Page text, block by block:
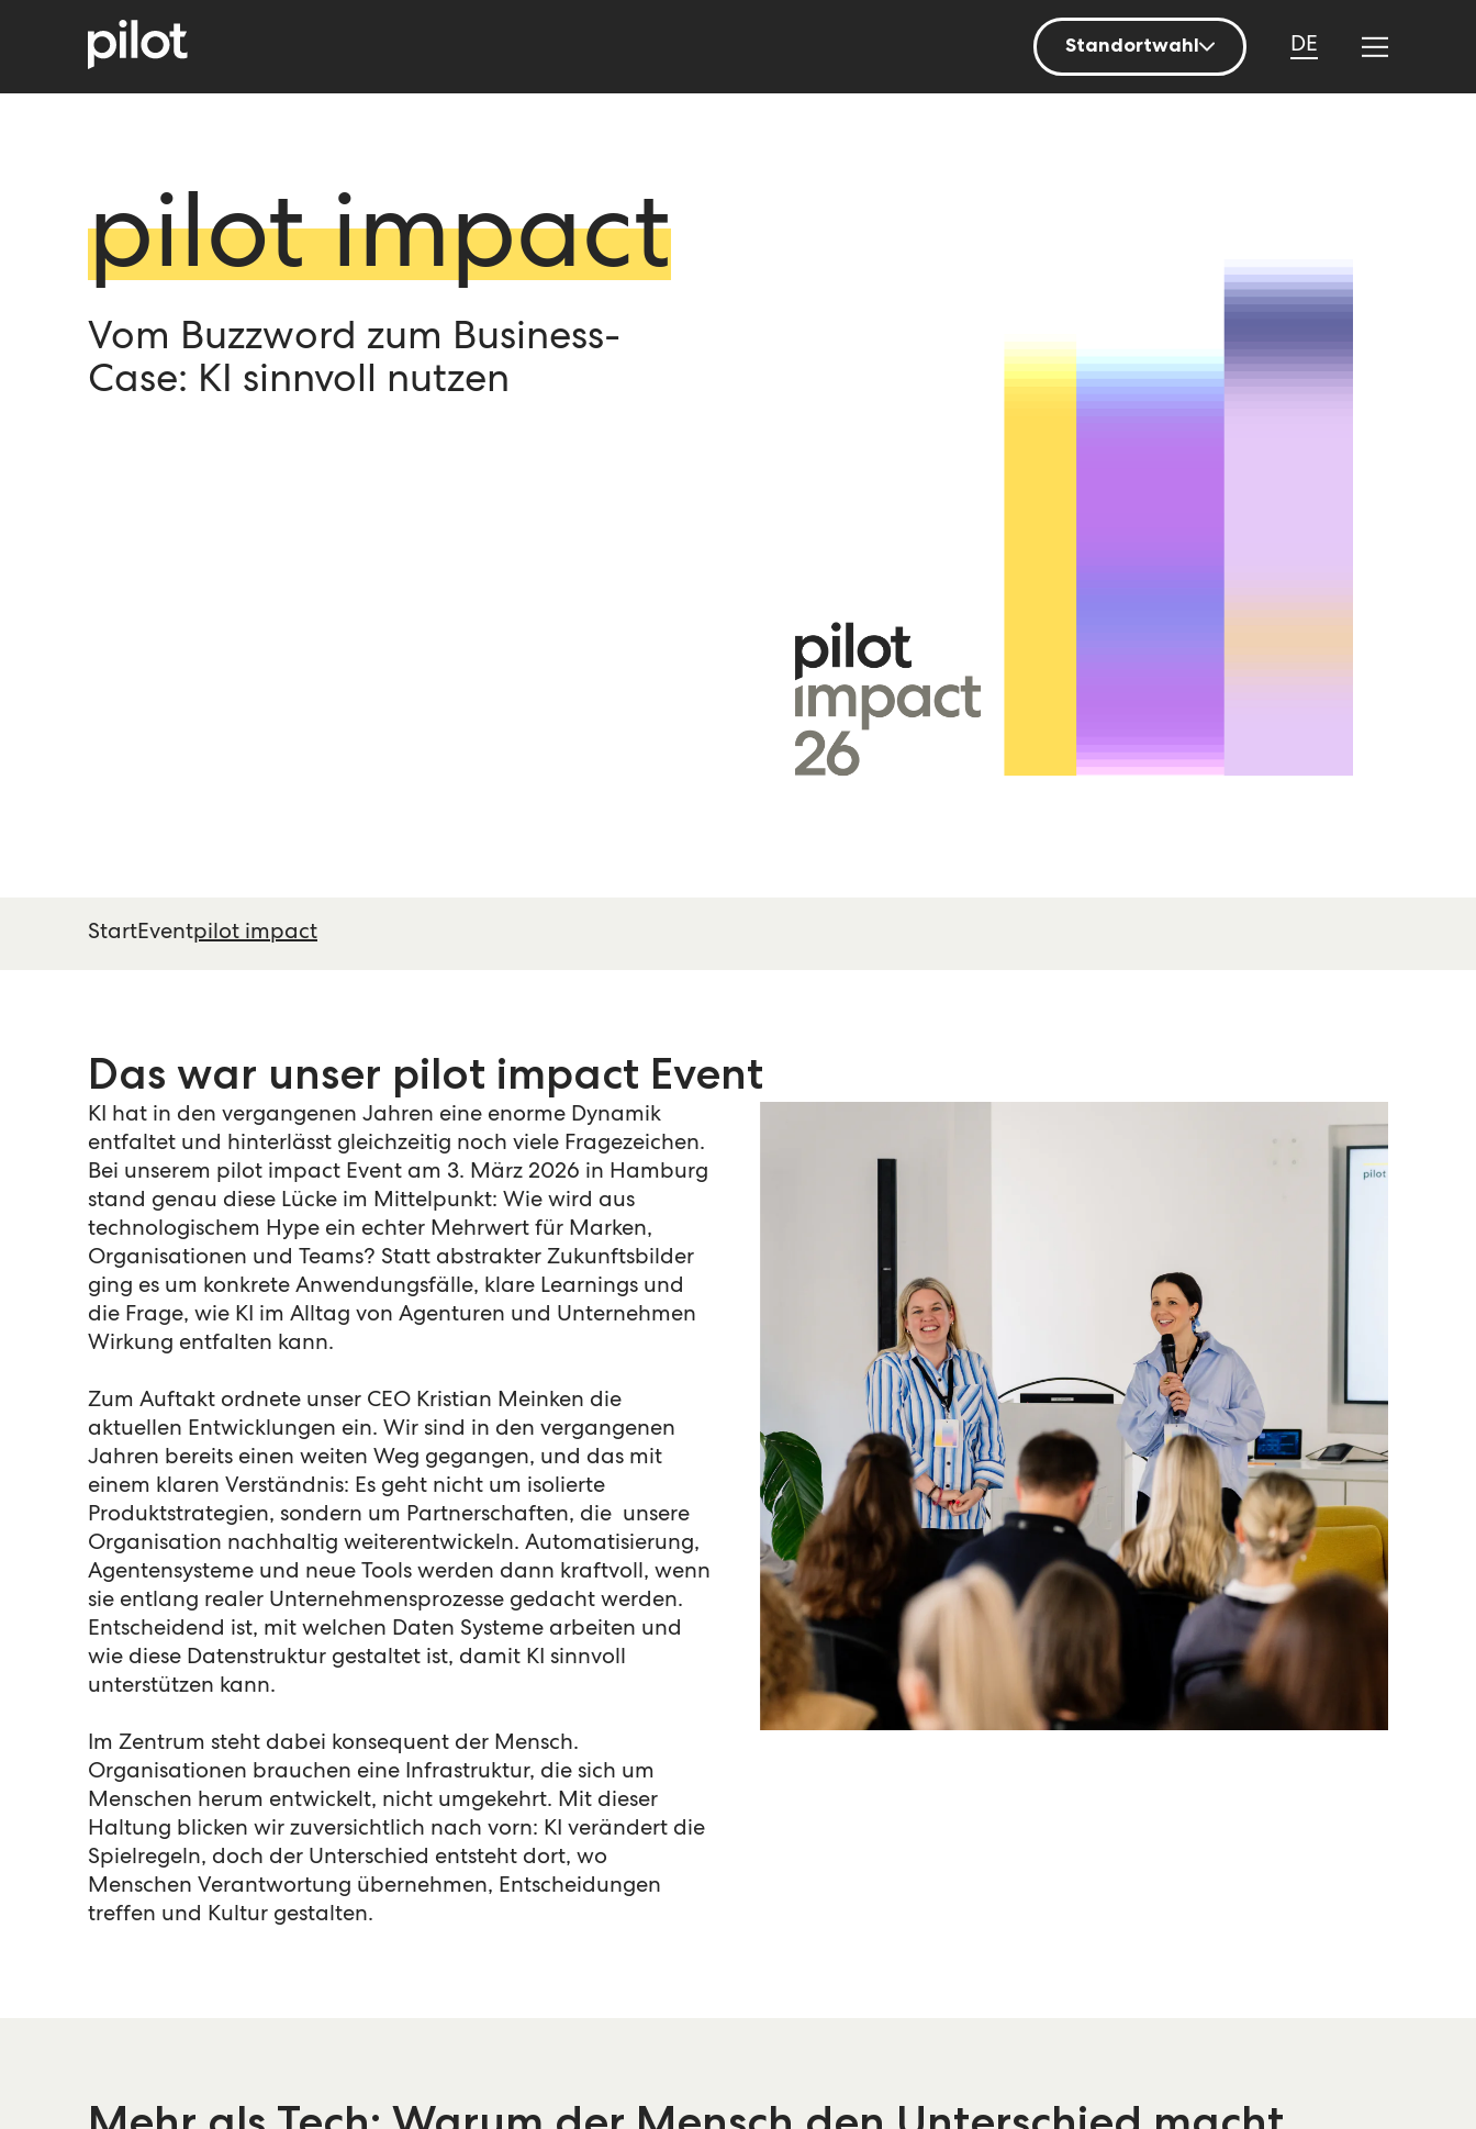
Standortwahl
Berlin
Zürich
DE
pilot impact
Vom Buzzword zum Business-
Case: KI sinnvoll nutzen
StartEventpilot impact
Das war unser pilot impact Event
KI hat in den vergangenen Jahren eine enorme Dynamik
entfaltet und hinterlässt gleichzeitig noch viele Fragezeichen.
Bei unserem pilot impact Event am 3. März 2026 in Hamburg
stand genau diese Lücke im Mittelpunkt: Wie wird aus
technologischem Hype ein echter Mehrwert für Marken,
Organisationen und Teams? Statt abstrakter Zukunftsbilder
ging es um konkrete Anwendungsfälle, klare Learnings und
die Frage, wie KI im Alltag von Agenturen und Unternehmen
Wirkung entfalten kann.
Zum Auftakt ordnete unser CEO Kristian Meinken die
aktuellen Entwicklungen ein. Wir sind in den vergangenen
Jahren bereits einen weiten Weg gegangen, und das mit
einem klaren Verständnis: Es geht nicht um isolierte
Produktstrategien, sondern um Partnerschaften, die unsere
Organisation nachhaltig weiterentwickeln. Automatisierung,
Agentensysteme und neue Tools werden dann kraftvoll, wenn
sie entlang realer Unternehmensprozesse gedacht werden.
Entscheidend ist, mit welchen Daten Systeme arbeiten und
wie diese Datenstruktur gestaltet ist, damit KI sinnvoll
unterstützen kann.
Im Zentrum steht dabei konsequent der Mensch.
Organisationen brauchen eine Infrastruktur, die sich um
Menschen herum entwickelt, nicht umgekehrt. Mit dieser
Haltung blicken wir zuversichtlich nach vorn: KI verändert die
Spielregeln, doch der Unterschied entsteht dort, wo
Menschen Verantwortung übernehmen, Entscheidungen
treffen und Kultur gestalten.